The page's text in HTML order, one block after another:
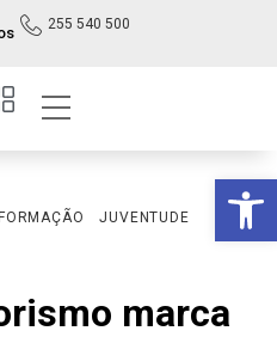
255 540 500
FORMAÇÃO JUVENTUDE
marca